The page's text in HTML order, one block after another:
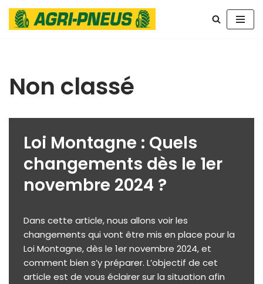
Aller
Non classé
Loi Montagne : Quels
changements dès le 1er
novembre 2024 ?
Dans cette article, nous allons voir les
changements qui vont être mis en place pour la
Loi Montagne, dès le 1er novembre 2024, et
comment bien s’y préparer. L’objectif de cet
article est de vous éclairer sur la situation afin